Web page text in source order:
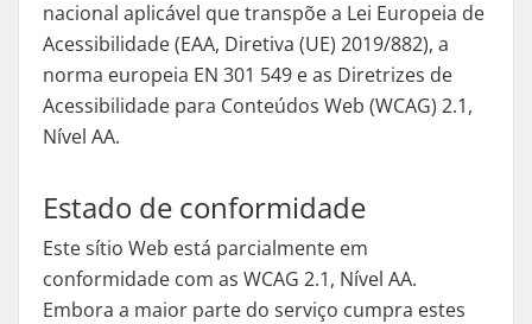
nacional aplicável que transpõe a Lei Europeia de
Acessibilidade (EAA, Diretiva (UE) 2019/882), a
norma europeia EN 301 549 e as Diretrizes de
Acessibilidade para Conteúdos Web (WCAG) 2.1,
Nível AA.
Estado de conformidade
Este sítio Web está parcialmente em
conformidade com as WCAG 2.1, Nível AA.
Embora a maior parte do serviço cumpra estes